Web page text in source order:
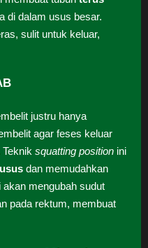
di dalam usus besar.
sulit untuk keluar,
justru hanya
agar feses keluar
squatting position ini
dan memudahkan
akan mengubah sudut
pada rektum, membuat